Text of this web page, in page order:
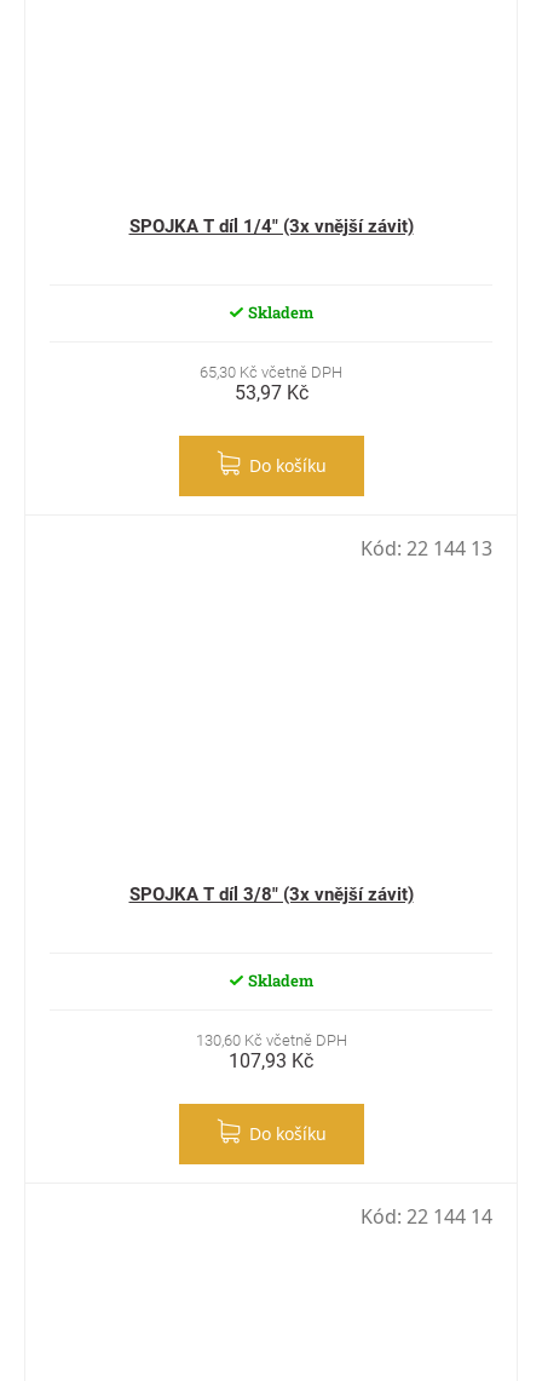
SPOJKA T díl 1/4" (3x vnější závit)
Skladem
65,30 Kč včetně DPH
53,97 Kč
Do košíku
SPOJKA T díl 3/8" (3x vnější závit)
Skladem
130,60 Kč včetně DPH
107,93 Kč
Do košíku
Kód: 22 144 13
Kód: 22 144 14